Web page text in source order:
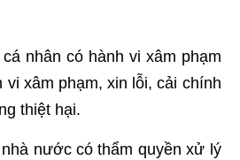
nhân có hành vi xâm phạm
vi xâm phạm, xin lỗi, cải chính
thiệt hại.
nước có thẩm quyền xử lý